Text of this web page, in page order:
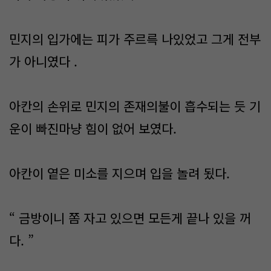
민지의 입가에는 피가 주르륵 나있었고 그게 전부
가 아니였다 .
아칸의 손위로 민지의 존재의불이 흡수되는 듯 기
운이 빠진마냥 힘이 없어 보였다.
아칸이 옅은 미소를 지으며 입을 놀려 됬다.
“ 금방이니 쫌 자고 있으면 모든게 끝나 있을 꺼
다. ”